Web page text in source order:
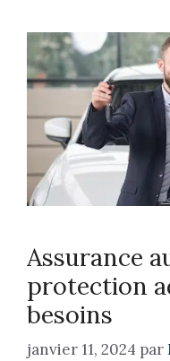
Assurance
protection
besoins
janvier 11, 2024 par